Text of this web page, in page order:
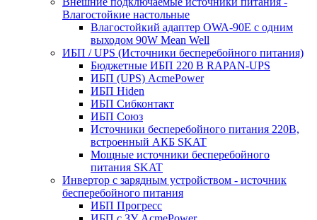
Влагостойкие настольные
Влагостойкий адаптер OWA-90E с одним
выходом 90W Mean Well
ИБП / UPS (Источники бесперебойного питания)
Бюджетные ИБП 220 В RAPAN-UPS
ИБП (UPS) AcmePower
ИБП Hiden
ИБП Сибконтакт
ИБП Союз
Источники бесперебойного питания 220В,
встроенный АКБ SKAT
Мощные источники бесперебойного
питания SKAT
Инвертор с зарядным устройством - источник
бесперебойного питания
ИБП Прогресс